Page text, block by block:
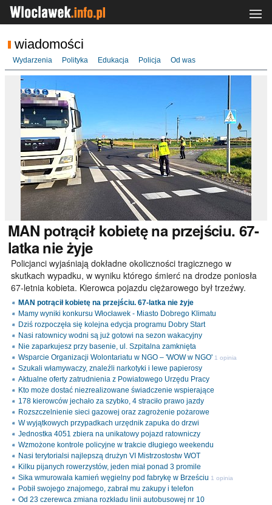
wiadomości
Wydarzenia Polityka Edukacja Policja Od was
MAN potrącił kobietę na przejściu. 67-
latka nie żyje
Policjanci wyjaśniają dokładne okoliczności tragicznego w
skutkach wypadku, w wyniku którego śmierć na drodze poniosła
67-letnia kobieta. Kierowca pojazdu ciężarowego był trzeźwy.
MAN potrącił kobietę na przejściu. 67-latka nie żyje
Mamy wyniki konkursu Włocławek - Miasto Dobrego Klimatu
Dziś rozpoczęła się kolejna edycja programu Dobry Start
Nasi ratownicy wodni są już gotowi na sezon wakacyjny
Nie zaparkujesz przy basenie, ul. Szpitalna zamknięta
Wsparcie Organizacji Wolontariatu w NGO – 'WOW w NGO' 1 opinia
Szukali włamywaczy, znaleźli narkotyki i lewe papierosy
Aktualne oferty zatrudnienia z Powiatowego Urzędu Pracy
Kto może dostać niezrealizowane świadczenie wspierające
178 kierowców jechało za szybko, 4 straciło prawo jazdy
Rozszczelnienie sieci gazowej oraz zagrożenie pożarowe
W wyjątkowych przypadkach urzędnik zapuka do drzwi
Jednostka 4051 zbiera na unikatowy pojazd ratowniczy
Wzmożone kontrole policyjne w trakcie długiego weekendu
Nasi terytorialsi najlepszą drużyn VI Mistrzostostw WOT
Kilku pijanych rowerzystów, jeden miał ponad 3 promile
Sika wmurowała kamień węgielny pod fabrykę w Brześciu 1 opinia
Pobił swojego znajomego, zabrał mu zakupy i telefon
Od 23 czerewca zmiana rozkładu linii autobusowej nr 10